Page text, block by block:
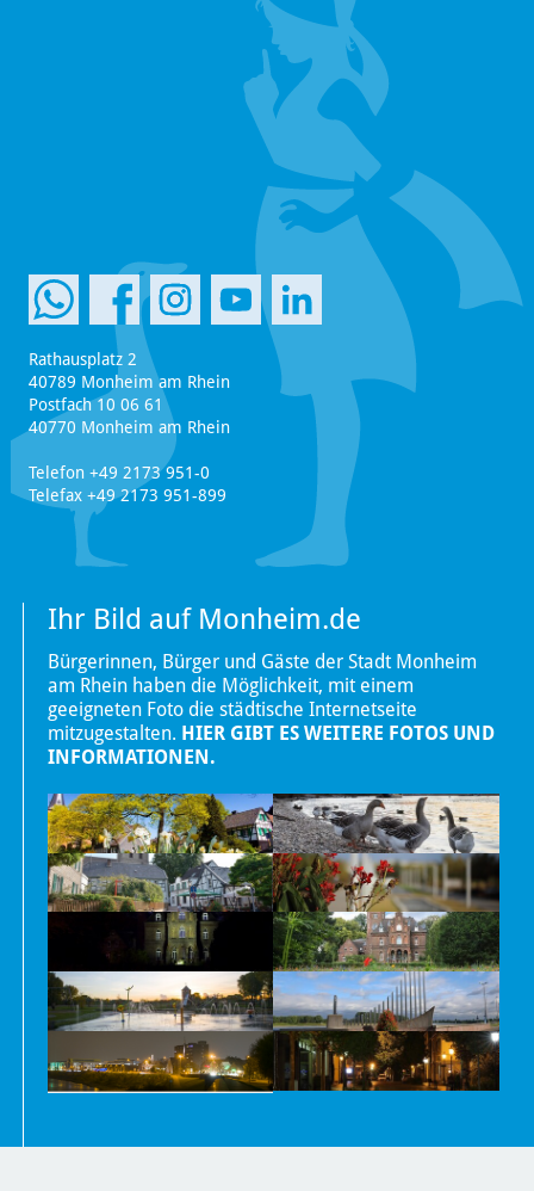
Rathausplatz 2
40789 Monheim am Rhein
Postfach 10 06 61
40770 Monheim am Rhein
Telefon +49 2173 951-0
Telefax +49 2173 951-899
Ihr Bild auf Monheim.de
Bürgerinnen, Bürger und Gäste der Stadt Monheim
am Rhein haben die Möglichkeit, mit einem
geeigneten Foto die städtische Internetseite
mitzugestalten. HIER GIBT ES WEITERE FOTOS UND
INFORMATIONEN.